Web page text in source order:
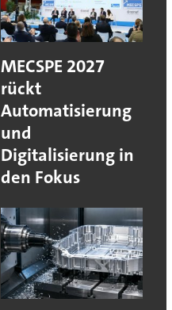
MECSPE 2027
rückt
Automatisierung
und
Digitalisierung in
den Fokus